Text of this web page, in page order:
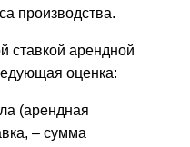
производства.
ставкой арендной
оценка:
(арендная
– сумма